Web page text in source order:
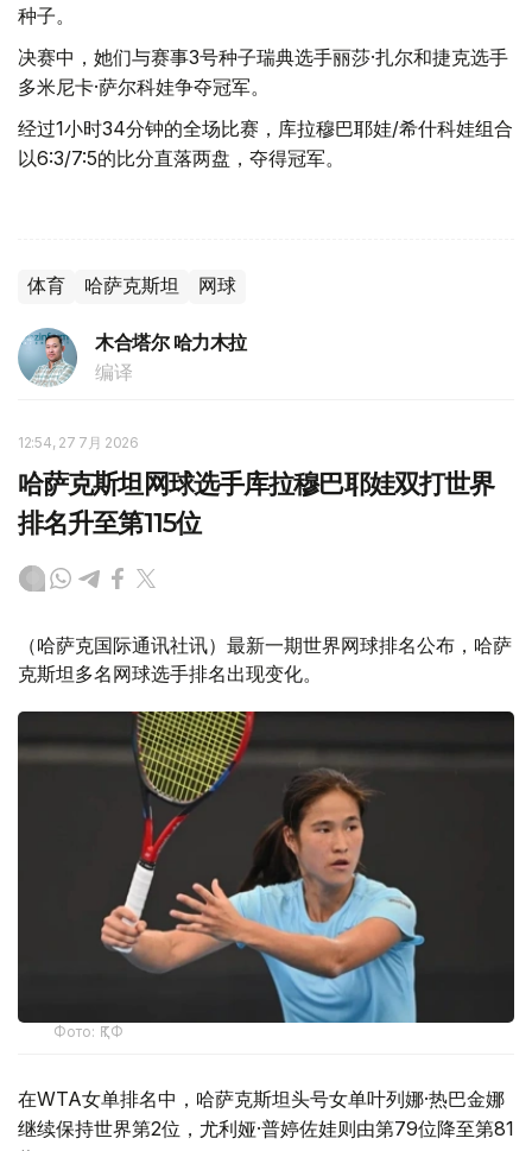
种子。
决赛中，她们与赛事3号种子瑞典选手丽莎·扎尔和捷克选手
多米尼卡·萨尔科娃争夺冠军。
经过1小时34分钟的全场比赛，库拉穆巴耶娃/希什科娃组合
以6:3/7:5的比分直落两盘，夺得冠军。
体育 哈萨克斯坦 网球
木合塔尔 哈力木拉
编译
12:54, 27 7月 2026
哈萨克斯坦网球选手库拉穆巴耶娃双打世界
排名升至第115位
（哈萨克国际通讯社讯）最新一期世界网球排名公布，哈萨
克斯坦多名网球选手排名出现变化。
Фото: ҚТФ
在WTA女单排名中，哈萨克斯坦头号女单叶列娜·热巴金娜
继续保持世界第2位，尤利娅·普婷佐娃则由第79位降至第81